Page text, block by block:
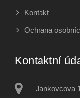
Kontakt
Ochrana
Kontaktní
Jankovcova